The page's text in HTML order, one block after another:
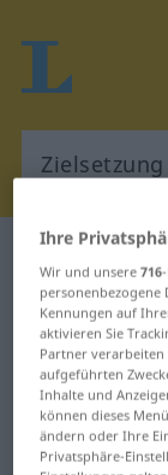
Deutsch-
Deutsch-
Ihre
Wir und unsere716
Kennungen auf
aktivieren Sie
Partner verarbeiten
aufgeführten
Inhalte und
können dieses
ändern oder Ihre
Privatsphäre-